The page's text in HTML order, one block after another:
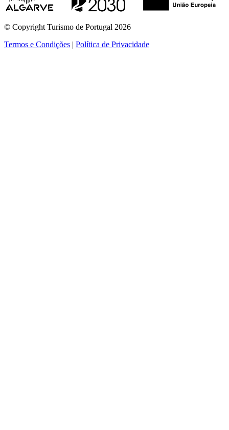
© Copyright Turismo de Portugal 2026
Termos e Condições | Política de Privacidade